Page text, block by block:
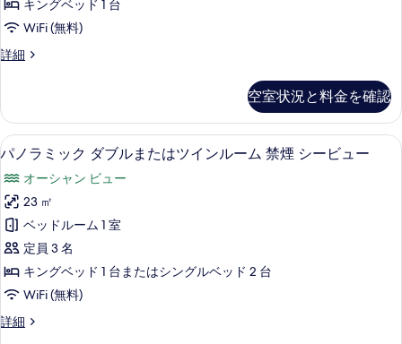
ィ
ビ
ュ
す
べ
て
の
写
真
を
表
す
煙
シ
テ
ー
の
詳
ム
(1
名
利
用)
禁
煙
シ
テ
ィ
ビ
ュ
ー
キングベッド 1 台
WiFi (無料)
詳細
ダ
ー
ム
(1
様
利
用)
禁
煙
シ
テ
ィ
ュ
空室状況と料金を確認
パ
ラ
ミ
ッ
ク
ダ
ブ
ル
パノラミック ダブルまたはツインル
12
パノラミック ダブルまたはツインルーム 禁煙 シービュー
オーシャン ビュー
23 ㎡
ベッドルーム 1 室
定員 3 名
キングベッド 1 台またはシングルベッド 2 台
WiFi (無料)
詳細
パ